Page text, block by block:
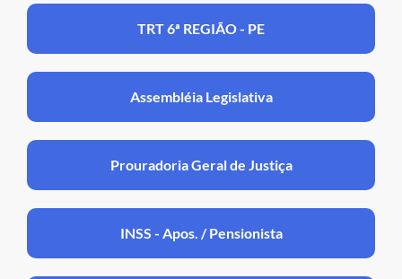
TRT 6ª REGIÃO - PE
Assembléia Legislativa
Prouradoria Geral de Justiça
INSS - Apos. / Pensionista